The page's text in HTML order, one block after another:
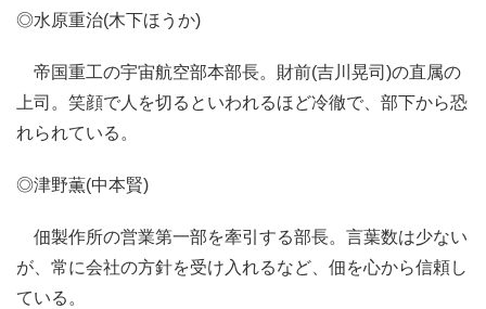
◎水原重治(木下ほうか)
帝国重工の宇宙航空部本部長。財前(吉川晃司)の直属の
上司。笑顔で人を切るといわれるほど冷徹で、部下から恐
れられている。
◎津野薫(中本賢)
佃製作所の営業第一部を牽引する部長。言葉数は少ない
が、常に会社の方針を受け入れるなど、佃を心から信頼し
ている。